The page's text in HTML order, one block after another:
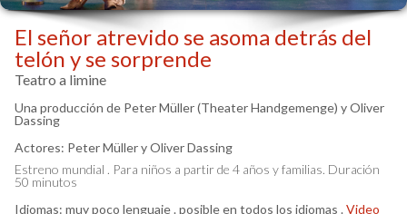
El señor atrevido se asoma detrás del
telón y se sorprende
Teatro a limine
Una producción de Peter Müller (Theater Handgemenge) y Oliver
Dassing
Actores: Peter Müller y Oliver Dassing
Estreno mundial . Para niños a partir de 4 años y familias. Duración
50 minutos
Idiomas: muy poco lenguaje . posible en todos los idiomas .Video